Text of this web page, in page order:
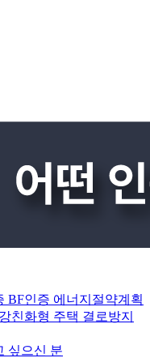
BF인증 에너지절약계획
친화형 주택 결로방지
싶으신 분